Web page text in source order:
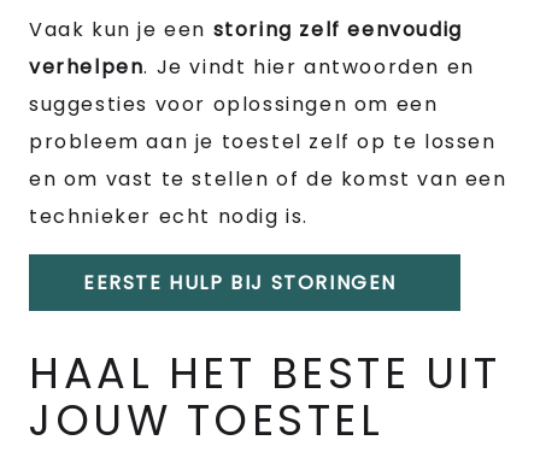
Vaak kun je een storing zelf eenvoudig
verhelpen. Je vindt hier antwoorden en
suggesties voor oplossingen om een
probleem aan je toestel zelf op te lossen
en om vast te stellen of de komst van een
technieker echt nodig is.
EERSTE HULP BIJ STORINGEN
HAAL HET BESTE UIT
JOUW TOESTEL